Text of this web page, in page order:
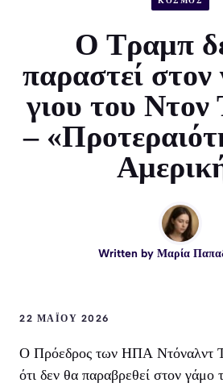
Ο Τραμπ
παραστεί
γιου του Ντον
–
Written by Μαρία
22 ΜΑΪ́ΟΥ 2026
Ο Πρόεδρος των ΗΠΑ Ντόναλντ
ότι δεν θα παραβρεθεί στον γάμο